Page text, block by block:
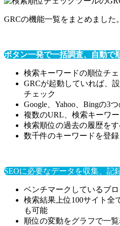
GRCの機能一覧をまとめました。
ボタン一発で一括調査、自動で
検索キーワードの順位チ
GRCが起動していれば、
チェック
Google、Yahoo、Bingの3
複数のURL、検索キーワ
検索順位の過去の履歴を
数千件のキーワードを登
SEOに必要なデータを収集、記
ベンチマークしているブ
検索結果上位100サイト全
も可能
順位の変動をグラフで一